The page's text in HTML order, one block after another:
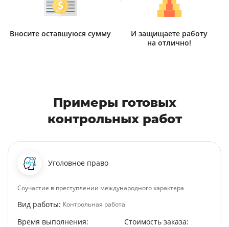
Вносите оставшуюся сумму
И защищаете работу
на отлично!
Примеры готовых
контрольных работ
Уголовное право
Соучастие в преступлении международного характера
Вид работы: Контрольная работа
Время выполнения: Стоимость заказа: